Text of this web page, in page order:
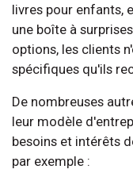
livres pour enfants,
une boîte à
options, les clients
spécifiques qu'ils
De nombreuses
leur modèle
besoins et intérêts
par exemple :